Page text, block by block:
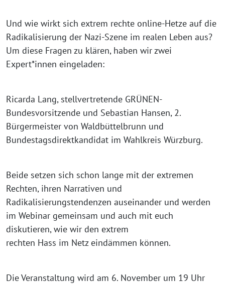
Und wie wirkt sich extrem rechte online-Hetze auf die
Radikalisierung der Nazi-Szene im realen Leben aus?
Um diese Fragen zu klären, haben wir zwei
Expert*innen eingeladen:
Ricarda Lang, stellvertretende GRÜNEN-
Bundesvorsitzende und Sebastian Hansen, 2.
Bürgermeister von Waldbüttelbrunn und
Bundestagsdirektkandidat im Wahlkreis Würzburg.
Beide setzen sich schon lange mit der extremen
Rechten, ihren Narrativen und
Radikalisierungstendenzen auseinander und werden
im Webinar gemeinsam und auch mit euch
diskutieren, wie wir den extrem
rechten Hass im Netz eindämmen können.
Die Veranstaltung wird am 6. November um 19 Uhr